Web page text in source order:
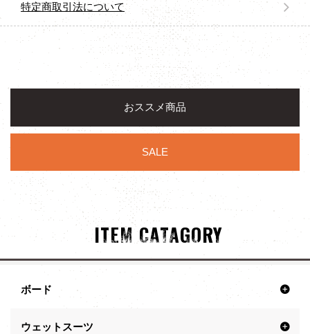
特定商取引法について
おススメ商品
SALE
ITEM CATAGORY
ボード
ウェットスーツ